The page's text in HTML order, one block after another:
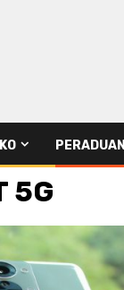
PERADUAN
5G